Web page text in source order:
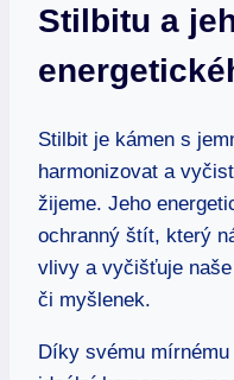
Stilbitu a
Stilbit je kámen s
harmonizovat a
žijeme. Jeho
ochranný štít, který
vlivy a vyčišťuje
či myšlenek.
Díky svému